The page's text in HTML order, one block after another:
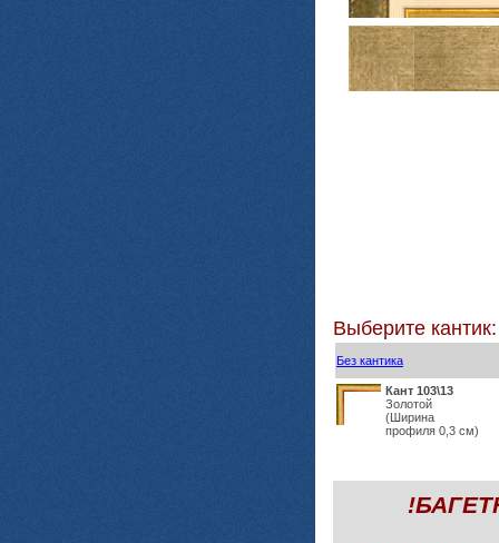
Выберите кантик:
Без кантика
Кант 103\13
Золотой
(Ширина
профиля 0,3 см)